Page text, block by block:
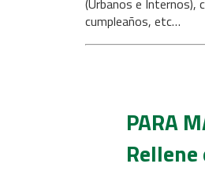
cumpleaños, etc…
PARA